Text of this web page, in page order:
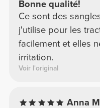
Bonne qualité!
Ce sont des
j'utilise pour les
facilement et elles
irritation.
Voir l'original
Anna